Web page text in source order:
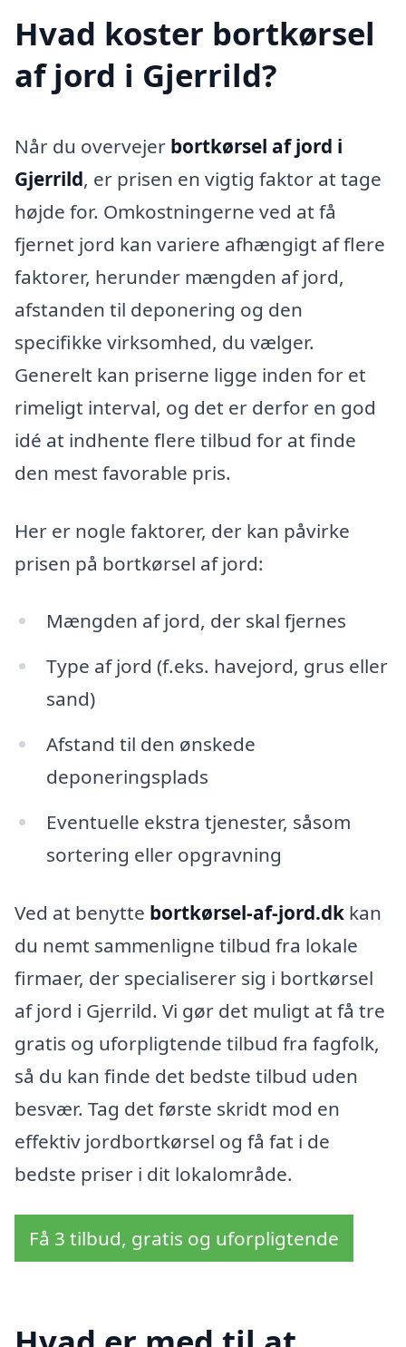
Hvad koster bortkørsel
af jord i Gjerrild?
Når du overvejer bortkørsel af jord i
Gjerrild, er prisen en vigtig faktor at tage
højde for. Omkostningerne ved at få
fjernet jord kan variere afhængigt af flere
faktorer, herunder mængden af jord,
afstanden til deponering og den
specifikke virksomhed, du vælger.
Generelt kan priserne ligge inden for et
rimeligt interval, og det er derfor en god
idé at indhente flere tilbud for at finde
den mest favorable pris.
Her er nogle faktorer, der kan påvirke
prisen på bortkørsel af jord:
Mængden af jord, der skal fjernes
Type af jord (f.eks. havejord, grus eller
sand)
Afstand til den ønskede
deponeringsplads
Eventuelle ekstra tjenester, såsom
sortering eller opgravning
Ved at benytte bortkørsel-af-jord.dk kan
du nemt sammenligne tilbud fra lokale
firmaer, der specialiserer sig i bortkørsel
af jord i Gjerrild. Vi gør det muligt at få tre
gratis og uforpligtende tilbud fra fagfolk,
så du kan finde det bedste tilbud uden
besvær. Tag det første skridt mod en
effektiv jordbortkørsel og få fat i de
bedste priser i dit lokalområde.
Få 3 tilbud, gratis og uforpligtende